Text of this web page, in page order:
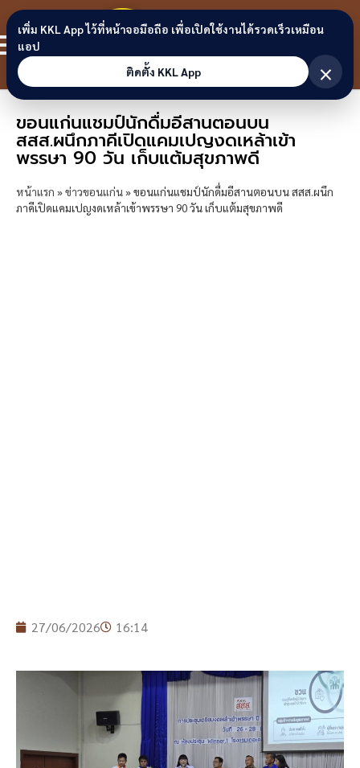
Skip to content
ขอนแก่น
ลิงก์
ขอนแก่นแชมป์นักดื่มอีสานตอนบน
สสส.ผนึกภาคีเปิดแคมเปญงดเหล้าเข้า
พรรษา 90 วัน เก็บแต้มสุขภาพดี
หน้าแรก »ข่าวขอนแก่น»ขอนแก่นแชมป์นักดื่มอีสานตอนบน สสส.ผนึก
ภาคีเปิดแคมเปญงดเหล้าเข้าพรรษา 90 วัน เก็บแต้มสุขภาพดี
27/06/2026 16:14
เพิ่ม KKL App ไว้ที่หน้าจอมือถือ เพื่อเปิดใช้งานได้รวดเร็วเหมือน
แอป
ติดตั้ง KKL App
×